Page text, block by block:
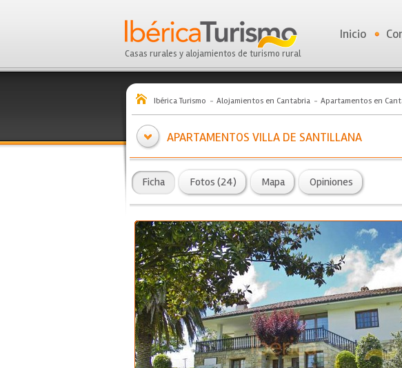
Casas rurales y alojamientos de turismo rural
Inicio
Ibérica Turismo Alojamientos en Cantabria Apartamentos en
APARTAMENTOS VILLA DE SANTILLANA
Ficha Fotos (24) Mapa Opiniones